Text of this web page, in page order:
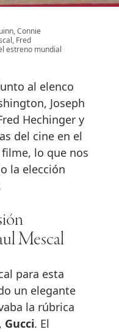
Connie
Fred
estreno mundial
al elenco
Joseph
Hechinger y
del cine en el
lo que nos
la elección
Mescal
para esta
un elegante
la rúbrica
Gucci. El